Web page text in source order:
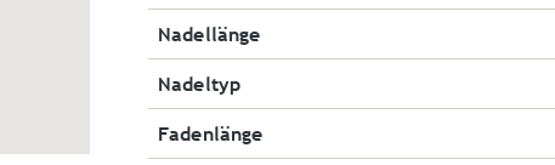
Nadellänge
Nadeltyp
Fadenlänge